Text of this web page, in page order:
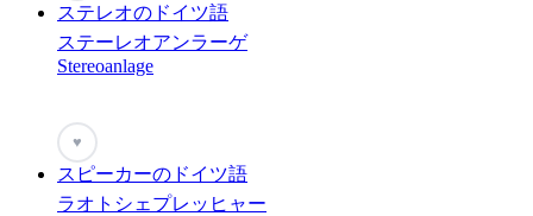
ステレオのドイツ語
ステーレオアンラーゲ
Stereoanlage
♥
スピーカーのドイツ語
ラオトシェプレッヒャー